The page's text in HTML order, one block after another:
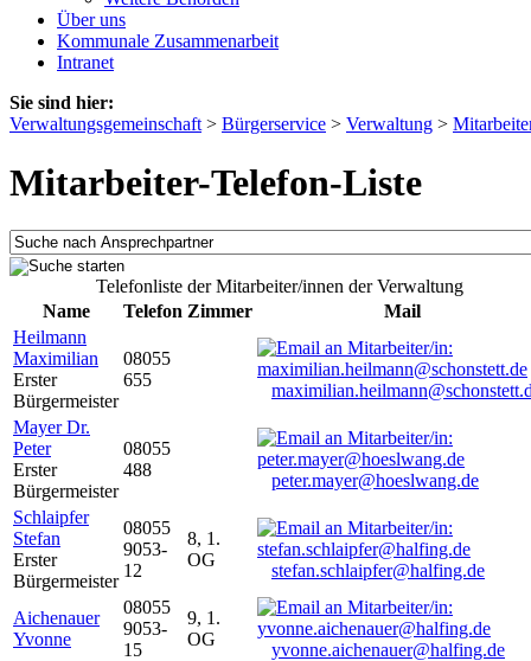
Über uns
Kommunale Zusammenarbeit
Intranet
Sie sind hier:
Verwaltungsgemeinschaft > Bürgerservice > Verwaltung >
Mitarbeiter-Telefon-Liste
Telefonliste der Mitarbeiter/innen der Verwaltung
Name
Telefon Zimmer
Mail
Heilmann
Maximilian
Erster
Bürgermeister
08055
655
Mayer Dr.
Peter
Erster
Bürgermeister
08055
488
peter.mayer@hoeslwang.de
Schlaipfer
Stefan
Erster
Bürgermeister
08055
9053-
12
8, 1.
OG
stefan.schlaipfer@halfing.de
Aichenauer
Yvonne
08055
9053-
15
9, 1.
OG
yvonne.aichenauer@halfing.de